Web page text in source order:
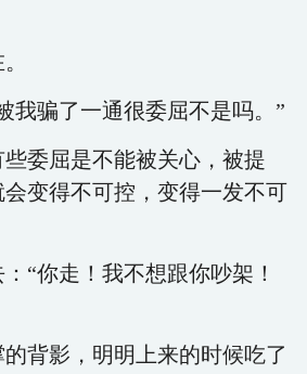
我骗了一通很委屈不是吗。”
委屈是不能被关心，被提
变得不可控，变得一发不可
“你走！我不想跟你吵架！
背影，明明上来的时候吃了